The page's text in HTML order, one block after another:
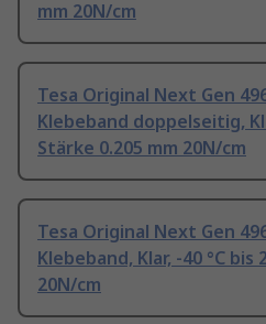
mm 20N/cm
Tesa Original Next Gen
Klebeband doppelseitig,
Stärke 0.205 mm 20N/cm
Tesa Original Next Gen
Klebeband, Klar, -40 °C bis
20N/cm